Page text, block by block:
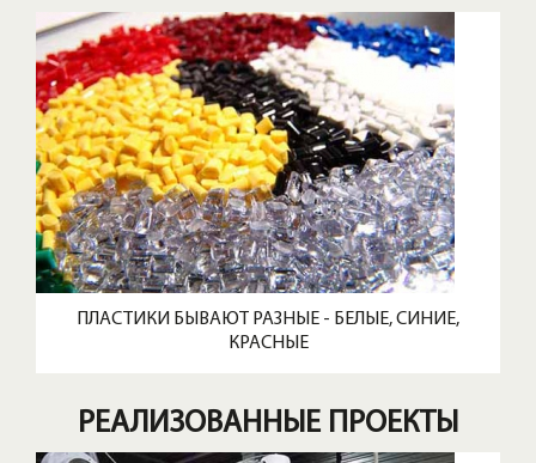
ПЛАСТИКИ БЫВАЮТ РАЗНЫЕ - БЕЛЫЕ, СИНИЕ,
КРАСНЫЕ
РЕАЛИЗОВАННЫЕ ПРОЕКТЫ